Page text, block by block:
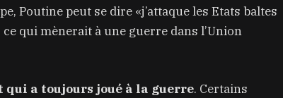
Poutine peut se dire «j’attaque les Etats baltes
qui mènerait à une guerre dans l’Union
qui a toujours joué à la guerre. Certains